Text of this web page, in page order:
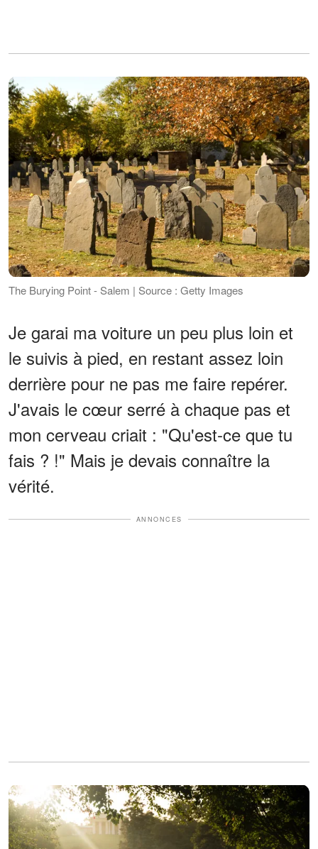
The Burying Point - Salem | Source : Getty Images
Je garai ma voiture un peu plus loin et
le suivis à pied, en restant assez loin
derrière pour ne pas me faire repérer.
J'avais le cœur serré à chaque pas et
mon cerveau criait : "Qu'est-ce que tu
fais ? !" Mais je devais connaître la
vérité.
ANNONCES